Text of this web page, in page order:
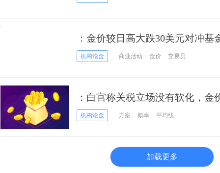
：金价较日高大跌30美元对冲
机构论金 商业活动 金价 交易员
：白宫称关税立场没有软化，金
机构论金 方案 概率 平均线
加载更多